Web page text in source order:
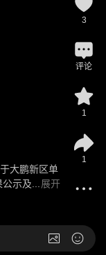
大鹏新区单
示及...
展开
3
评论
1
1